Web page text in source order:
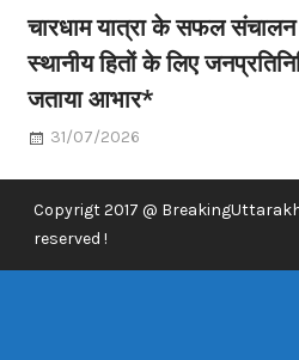
चारधाम यात्रा के सफल
स्थानीय हितों के लिए
जताया आभार*
31/07/2026
Copyrigt 2017 @
reserved !